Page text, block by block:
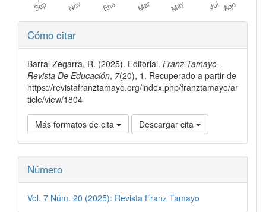
Detalles
del
artículo
Cómo citar
Barral Zegarra, R. (2025). Editorial. Franz Tamayo -
Revista De Educación, 7(20), 1. Recuperado a partir de
https://revistafranztamayo.org/index.php/franztamayo/ar
ticle/view/1804
Más formatos de cita Descargar cita
Número
Vol. 7 Núm. 20 (2025): Revista Franz Tamayo